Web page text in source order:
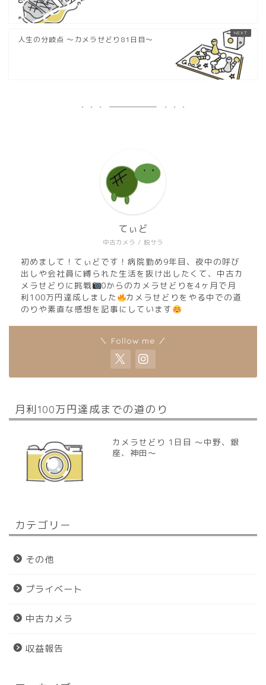
人生の分岐点 〜カメラせどり81日目〜
中古カメラ / 脱サラ
てぃど
初めまして！てぃどです！病院勤め9年目、夜中の呼び
出しや会社員に縛られた生活を抜け出したくて、中古カ
メラせどりに挑戦
0からのカメラせどりを4ヶ月で月
利100万円達成しました
カメラせどりをやる中での道
のりや素直な感想を記事にしています
＼ Follow me ／
月利100万円達成までの道のり
カメラせどり 1日目 〜中野、銀
座、神田〜
カテゴリー
その他
プライベート
中古カメラ
収益報告